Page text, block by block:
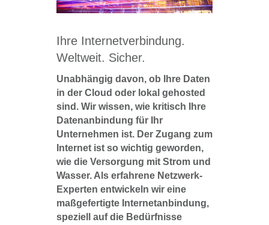
Ihre Internetverbindung.
Weltweit. Sicher.
Unabhängig davon, ob Ihre Daten
in der Cloud oder lokal gehosted
sind. Wir wissen, wie kritisch Ihre
Datenanbindung für Ihr
Unternehmen ist. Der Zugang zum
Internet ist so wichtig geworden,
wie die Versorgung mit Strom und
Wasser. Als erfahrene Netzwerk-
Experten entwickeln wir eine
maßgefertigte Internetanbindung,
speziell auf die Bedürfnisse